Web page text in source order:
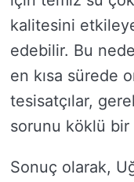
kalitesini
edebilir. Bu
en kısa sürede
tesisatçılar,
sorunu köklü
Sonuç olarak,